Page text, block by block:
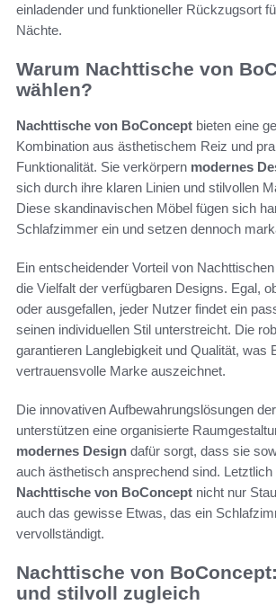
einladender und funktioneller Rückzugsort
Nächte.
Warum Nachttische von
wählen?
Nachttische von BoConcept bieten eine
Kombination aus ästhetischem Reiz und
Funktionalität. Sie verkörpern modernes
sich durch ihre klaren Linien und stilvollen
Diese skandinavischen Möbel fügen sich
Schlafzimmer ein und setzen dennoch
Ein entscheidender Vorteil von
die Vielfalt der verfügbaren Designs. Egal,
oder ausgefallen, jeder Nutzer findet ein
seinen individuellen Stil unterstreicht. Die
garantieren Langlebigkeit und Qualität, was
vertrauensvolle Marke auszeichnet.
Die innovativen Aufbewahrungslösungen der
unterstützen eine organisierte
modernes Design dafür sorgt, dass sie
auch ästhetisch ansprechend sind. Letztlich
Nachttische von BoConcept nicht nur
auch das gewisse Etwas, das ein
vervollständigt.
Nachttische von
und stilvoll zugleich